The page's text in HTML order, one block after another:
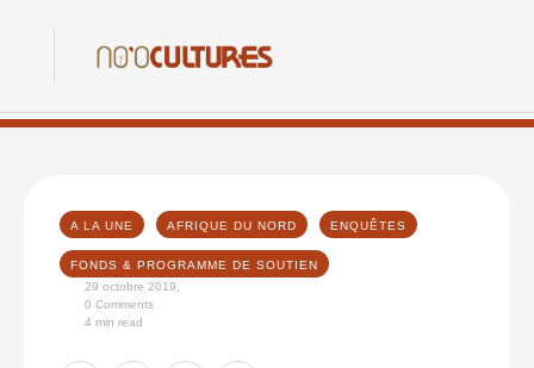
A LA UNE AFRIQUE DU NORD ENQUÊTES
FONDS & PROGRAMME DE SOUTIEN
29 octobre 2019
0 Comments
4 min read